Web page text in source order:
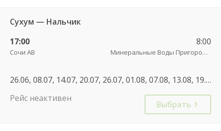
Сухум — Нальчик
17:00
Сочи АВ
8:00
Минеральные Воды Пригородный АВ
26.06, 08.07, 14.07, 20.07, 26.07, 01.08, 07.08, 13.08, 19.08, 25.08, 31.08, 06.09, 12.09, 18.09, 24.09, 30.09, 06.10, 12.10, 18.10, 24.10, 05.11, 11.11, 17.11, 23.11, 29.11, 05.12, 11.12, 17.12, 29.12
Рейс неактивен
Выбрать